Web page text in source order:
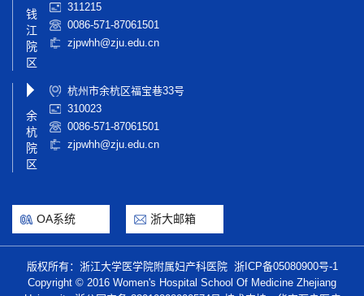
钱
江
院
区
311215
0086-571-87061501
zjpwhh@zju.edu.cn
余
杭
院
区
杭州市余杭区福宝巷33号
310023
0086-571-87061501
zjpwhh@zju.edu.cn
OA系统 浙大邮箱
版权所有：浙江大学医学院附属妇产科医院 浙ICP备05080900号-1
Copyright © 2016 Women's Hospital School Of Medicine Zhejiang